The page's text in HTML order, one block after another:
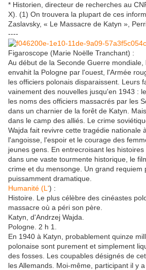
* Historien, directeur de recherches au
X). (1) On trouvera la plupart de ces
Zaslavsky, « Le Massacre de Katyn »,
----
Figaroscope (Marie Noëlle Tranchant) :
Au début de la Seconde Guerre
envahit la Pologne par l'ouest, l'Armée
les officiers polonais disparaissent. Leurs
vainement des nouvelles jusqu'en 1943 :
les noms des officiers massacrés par les
dans un charnier de la forêt de Katyn.
dans le camp des alliés. Le crime
Wajda fait revivre cette tragédie nationale
l'angoisse, l'espoir et le courage des
jeunes gens. En entrecroisant les
dans une vaste tourmente historique, le
crime et du mensonge. Un grand requiem
puissamment dramatique.
Humanité (L') :
Histoire. Le plus célèbre des cinéastes
massacre où a péri son père.
Katyn, d'Andrzej Wajda.
Pologne. 2 h 1.
En 1940 à Katyn, probablement quinze
polonaise sont purement et simplement
des fosses. Les coupables désignés de
les Allemands. Moi-même, participant il y